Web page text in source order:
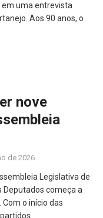
uma entrevista
Aos 90 anos, o
nove
de 2026
Legislativa de
Deputados começa a
o início das